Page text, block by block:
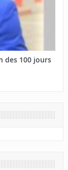
des 100 jours